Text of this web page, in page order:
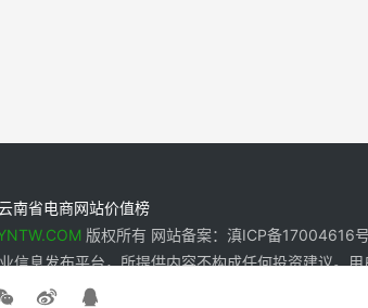
南省电商网站价值榜
版权所有 网站备案：滇ICP备
信息发布平台，所提供内容不构成任何投资建议。